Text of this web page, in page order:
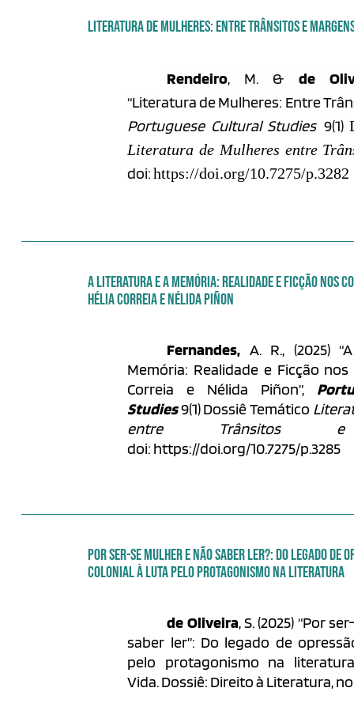
LITERATURA DE MULHERES: ENTRE TRÂNSITOS E
Rendeiro, M. & de
“Literatura de Mulheres: Entre
Portuguese Cultural Studies 9(1)
Literatura de Mulheres entre
doi:https://doi.org/10.7275/p.3282
A LITERATURA E A MEMÓRIA: REALIDADE E FICÇÃO NOS
HÉLIA CORREIA E NÉLIDA PIÑON
Fernandes, A. R., (2025)
Memória: Realidade e Ficção
Correia e Nélida Piñon”,
Studies9(1) Dossiê Temático
entre Trânsitos e
doi: https://doi.org/10.7275/p.3285
POR SER-SE MULHER E NÃO SABER LER?: DO LEGADO DE
COLONIAL À LUTA PELO PROTAGONISMO NA LITERATURA
de Oliveira, S. (2025) “Por
saber ler”: Do legado de
pelo protagonismo na
Vida. Dossiê: Direito à Literatura,